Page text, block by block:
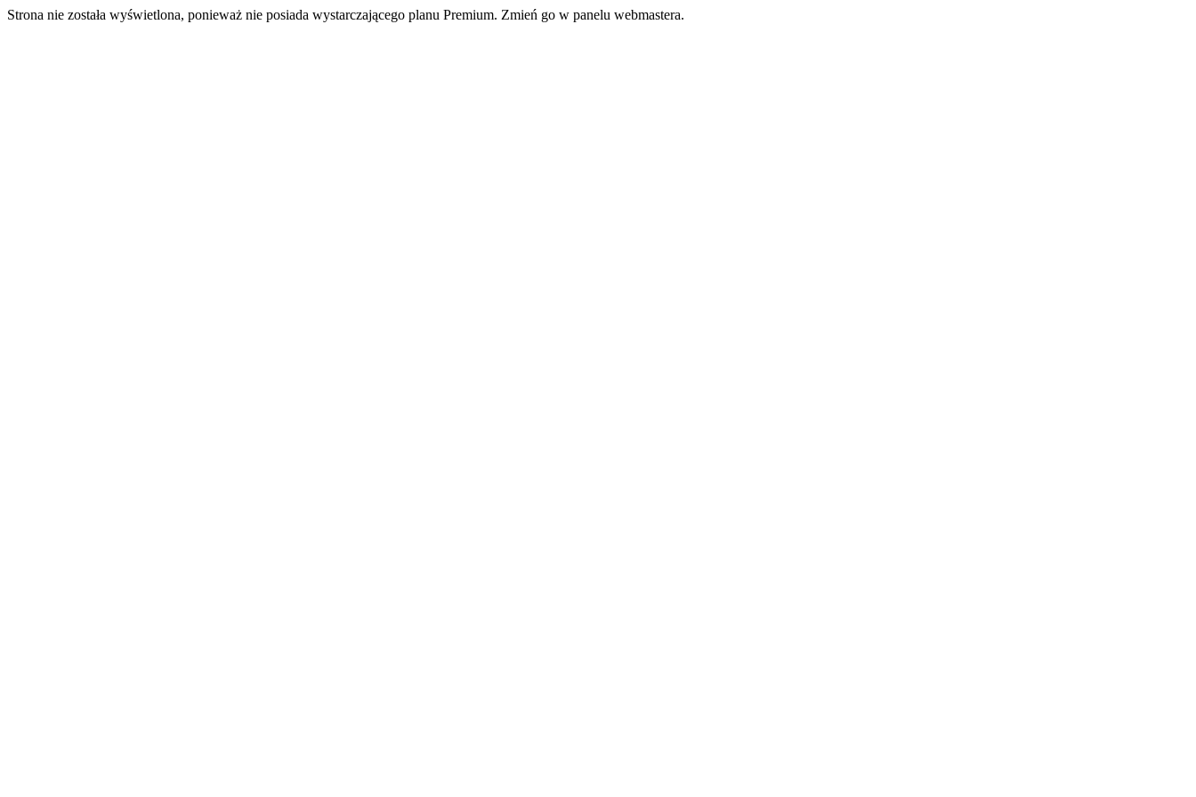
Strona nie została wyświetlona, ponieważ nie posiada wystarczającego planu Premium. Zmień go w panelu webmastera.